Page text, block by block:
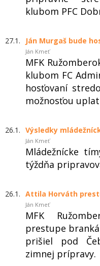
klubom PFC
27.1. Ján Murgaš bude
Ján Kmeť
MFK
klubom FC
hosťovaní
možnosťou
26.1. Výsledky
Ján Kmeť
Mládežnícke
týždňa
26.1. Attila Horváth
Ján Kmeť
MFK
prestupe
prišiel pod
zimnej prípravy.